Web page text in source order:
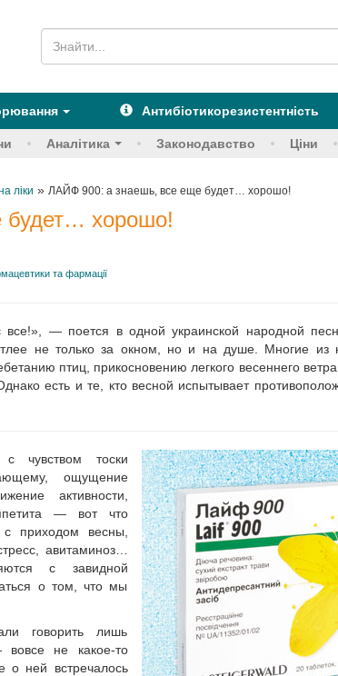
Антибіотикорезистентність
Аналітика Законодавство Ціни
ліки » ЛАЙФ 900: а знаешь, все еще будет… хорошо!
хорошо!
та фармації
— поется в одной украинской народной
не только за окном, но и на душе. Многие из
птиц, прикосновению легкого весеннего
есть и те, кто весной испытывает
чувством тоски
ощущение
активности,
— вот что
приходом весны,
авитаминоз…
с завидной
о том, что мы
говорить лишь
вовсе не какое-то
о ней встречалось